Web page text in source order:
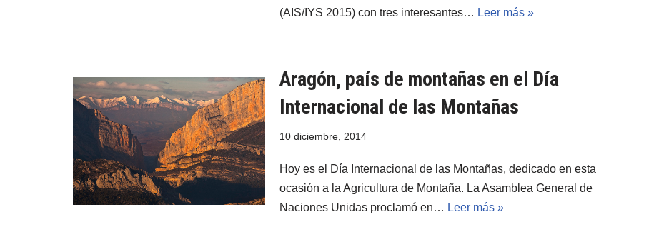
(AIS/IYS 2015) con tres interesantes… Leer más »
Aragón, país de montañas en el Día
Internacional de las Montañas
10 diciembre, 2014
Hoy es el Día Internacional de las Montañas, dedicado en esta
ocasión a la Agricultura de Montaña. La Asamblea General de
Naciones Unidas proclamó en… Leer más »